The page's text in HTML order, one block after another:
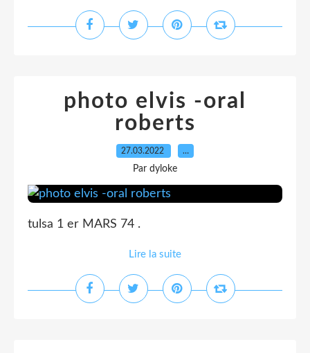
photo elvis -oral
roberts
27.03.2022 …
Par dyloke
tulsa 1 er MARS 74 .
Lire la suite